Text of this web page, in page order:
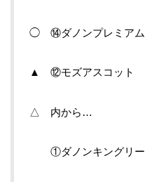
◯ ⑭ダノンプレミアム
▲ ⑫モズアスコット
△ 内から…
①ダノンキングリー